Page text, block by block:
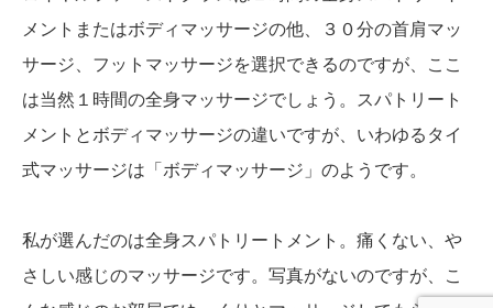
メントまたはボディマッサージの他、３０分の首肩マッ
サージ、フットマッサージを選択できるのですが、ここ
は当然１時間の全身マッサージでしょう。スパトリート
メントとボディマッサージの違いですが、いわゆるタイ
式マッサージは「ボディマッサージ」のようです。
私が選んだのは全身スパトリートメント。痛くない、や
さしい感じのマッサージです。写真がないのですが、こ